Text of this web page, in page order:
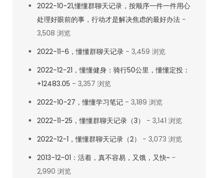
2022-10-21,懂懂群聊天记录，按顺序一件一件用心
处理好眼前的事，行动才是解决焦虑的最好办法 -
3,508 浏览
2022-11-6，懂懂群聊天记录 - 3,459 浏览
2022-12-21，懂懂健身：骑行50公里，懂懂定投：
+12483.05 - 3,357 浏览
2022-10-27，懂懂学习笔记 - 3,189 浏览
2022-11-25，懂懂群聊天记录（3）
- 3,141 浏览
2022-12-1，懂懂群聊天记录（2）
- 3,073 浏览
2013-12-01：活着，真不容易，又饿，又快~ -
2,990 浏览